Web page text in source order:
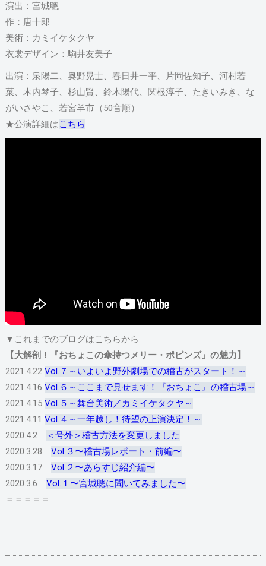
演出：宮城聰
作：唐十郎
美術：カミイケタクヤ
衣裳デザイン：駒井友美子
出演：泉陽二、奥野晃士、春日井一平、片岡佐知子、河村若
菜、木内琴子、杉山賢、鈴木陽代、関根淳子、たきいみき、な
がいさやこ、若宮羊市（50音順）
★公演詳細はこちら
▼これまでのブログはこちらから
【大解剖！『おちょこの傘持つメリー・ポピンズ』の魅力】
2021.4.22 Vol.７～いよいよ野外劇場での稽古がスタート！～
2021.4.16 Vol.６～ここまで見せます！『おちょこ』の稽古場～
2021.4.15 Vol.５～舞台美術／カミイケタクヤ～
2021.4.11 Vol.４～一年越し！待望の上演決定！～
2020.4.2
＜号外＞稽古方法を変更しました
2020.3.28 Vol.３〜稽古場レポート・前編〜
2020.3.17 Vol.２〜あらすじ紹介編〜
2020.3.6 Vol.１〜宮城聰に聞いてみました〜
＝＝＝＝＝